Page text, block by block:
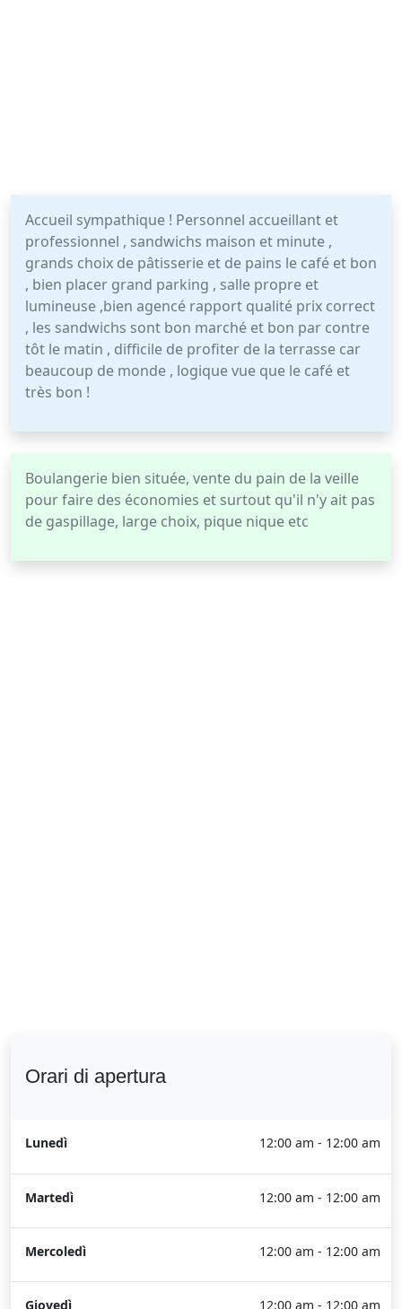
Accueil sympathique ! Personnel accueillant et
professionnel , sandwichs maison et minute ,
grands choix de pâtisserie et de pains le café et bon
, bien placer grand parking , salle propre et
lumineuse ,bien agencé rapport qualité prix correct
, les sandwichs sont bon marché et bon par contre
tôt le matin , difficile de profiter de la terrasse car
beaucoup de monde , logique vue que le café et
très bon !
Boulangerie bien située, vente du pain de la veille
pour faire des économies et surtout qu'il n'y ait pas
de gaspillage, large choix, pique nique etc
Orari di apertura
Lunedì 12:00 am - 12:00 am
Martedì 12:00 am - 12:00 am
Mercoledì 12:00 am - 12:00 am
Giovedì 12:00 am - 12:00 am